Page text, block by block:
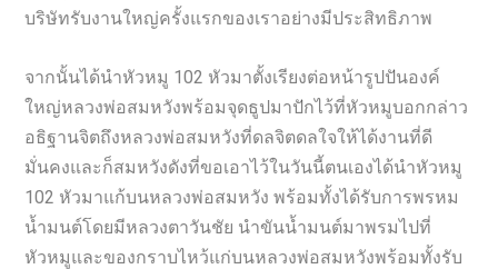
บริษัทรับงานใหญ่ครั้งแรกของเราอย่างมีประสิทธิภาพ
จากนั้นได้นำหัวหมู 102 หัวมาตั้งเรียงต่อหน้ารูปปันองค์
ใหญ่หลวงพ่อสมหวังพร้อมจุดธูปมาปักไว้ที่หัวหมูบอกกล่าว
อธิฐานจิตถึงหลวงพ่อสมหวังที่ดลจิตดลใจให้ได้งานที่ดี
มั่นคงและก็สมหวังดังที่ขอเอาไว้ในวันนี้ตนเองได้นำหัวหมู
102 หัวมาแก้บนหลวงพ่อสมหวัง พร้อมทั้งได้รับการพรหม
น้ำมนต์โดยมีหลวงตาวันชัย นำขันน้ำมนต์มาพรมไปที่
หัวหมูและของกราบไหว้แก่บนหลวงพ่อสมหวังพร้อมทั้งรับ